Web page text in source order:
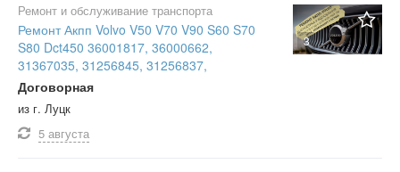
3
Ремонт и обслуживание транспорта
Ремонт Акпп Volvo V50 V70 V90 S60 S70
S80 Dct450 36001817, 36000662,
31367035, 31256845, 31256837,
Договорная
из г. Луцк
5 августа